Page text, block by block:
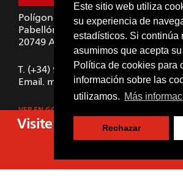
Este sitio web utiliza
su experiencia de
estadísticos. Si continúa
asumimos que acepta
Política de cookies para
información sobre las
utilizamos. Más
Rechazar
Visite una máquina en
mundo
Polígono Sansinenea-Erreka
Pabellón A4
20749 Arroa-Zestoa (España)
T. (+34) 943 697 233
Email. macarbox@macarbox.com
VER EN GOOGLE MAPS